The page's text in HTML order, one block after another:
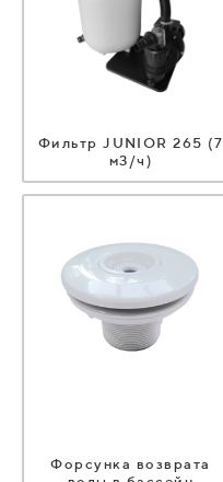
Фильтр JUNIOR 265 (7
м3/ч)
Форсунка возврата